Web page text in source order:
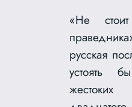
«Не
русская
устоять
жестоких